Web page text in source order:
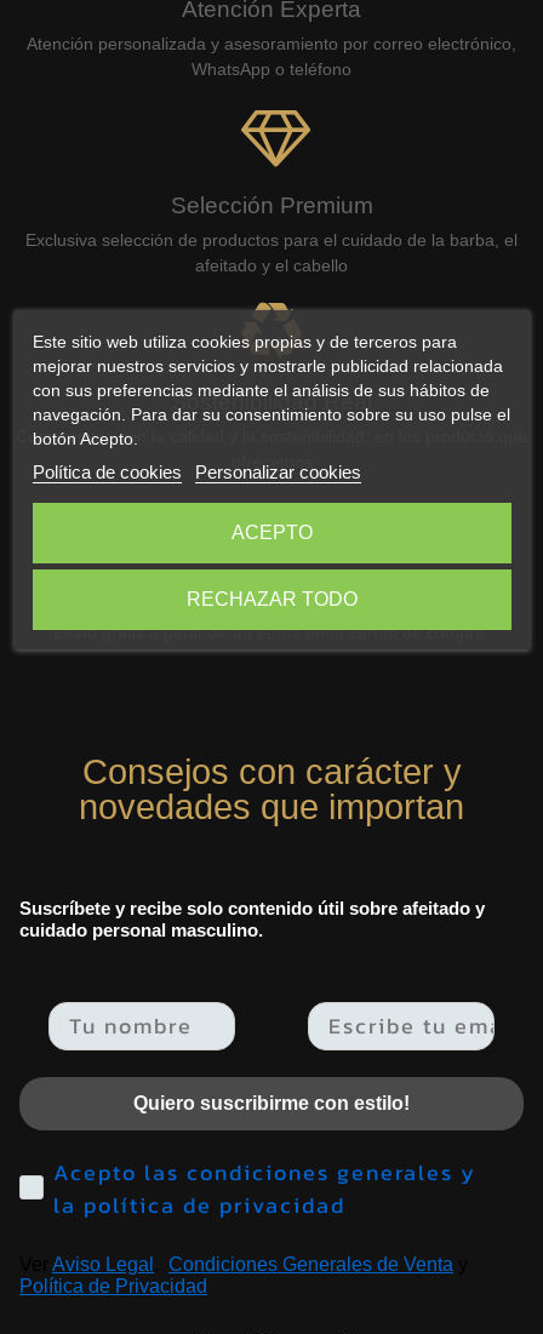
Este sitio web utiliza cookies propias y de terceros para
mejorar nuestros servicios y mostrarle publicidad relacionada
con sus preferencias mediante el análisis de sus hábitos de
navegación. Para dar su consentimiento sobre su uso pulse el
botón Acepto.
Política de cookies Personalizar cookies
RECHAZAR TODO
ACEPTO
Atención Experta
Atención personalizada y asesoramiento por correo electrónico,
WhatsApp o teléfono
Selección Premium
Exclusiva selección de productos para el cuidado de la barba, el
afeitado y el cabello
Sostenibilidad Real
Compromiso con la calidad y la sostenibilidad, en los producto que
ofrecemos
Envío Gratuito
Envío gratis a partir de 49 euros en tu carrito de compra.
Consejos con carácter y
novedades que importan
Suscríbete y recibe solo contenido útil sobre afeitado y
cuidado personal masculino.
Email
Quiero suscribirme con estilo!
Acepto las condiciones generales y
la política de privacidad
Aviso Legal Condiciones Generales de Venta
Política de Privacidad